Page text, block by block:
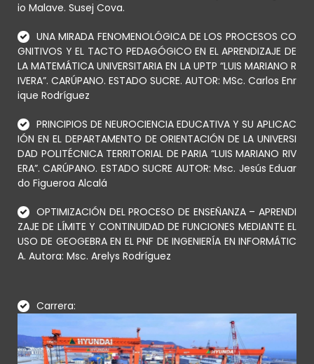
io Malave. Susej Cova.
UNA MIRADA FENOMENOLÓGICA DE LOS PROCESOS CO
GNITIVOS Y EL TACTO PEDAGÓGICO EN EL APRENDIZAJE DE
LA MATEMÁTICA UNIVERSITARIA EN LA UPTP “LUIS MARIANO R
IVERA”. CARÚPANO. ESTADO SUCRE. AUTOR: MSc. Carlos Enr
ique Rodríguez
PRINCIPIOS DE NEUROCIENCIA EDUCATIVA Y SU APLICAC
IÓN EN EL DEPARTAMENTO DE ORIENTACIÓN DE LA UNIVERSI
DAD POLITÉCNICA TERRITORIAL DE PARIA “LUIS MARIANO RIV
ERA”. CARÚPANO. ESTADO SUCRE AUTOR: Msc. Jesús Eduar
do Figueroa Alcalá
OPTIMIZACIÓN DEL PROCESO DE ENSEÑANZA – APRENDI
ZAJE DE LÍMITE Y CONTINUIDAD DE FUNCIONES MEDIANTE EL
USO DE GEOGEBRA EN EL PNF DE INGENIERÍA EN INFORMÁTIC
A. Autora: Msc. Arelys Rodríguez
Carrera: